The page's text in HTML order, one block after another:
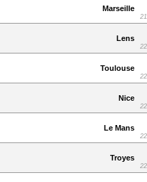
Marseille
Lens
Toulouse
Nice
Le Mans
Troyes